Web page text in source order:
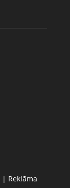
| Reklāma